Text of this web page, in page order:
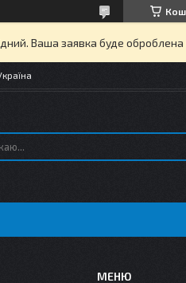
Ваша заявка буде